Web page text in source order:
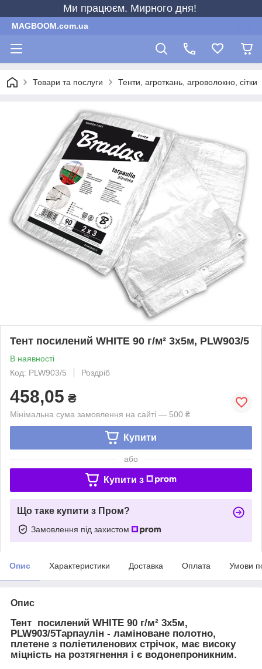
Ми працюєм. Мирного дня!
MAGBOOM.com.ua
Товари та послуги Тенти, агроткань, агроволокно, сітки
Тент посилений WHITE 90 г/м² 3х5м, PLW903/5
В наявності
Код: PLW903/5
Роздріб
458,05 ₴
Мінімальна сума замовлення на сайті — 500 ₴
Купити
або
Купити з
Що таке купити з Пром?
Замовлення під захистом
Опис Характеристики Доставка Оплата Умови
Опис
Тент посилений WHITE 90 г/м² 3х5м,
PLW903/5Тарпаулін - ламіноване полотно,
плетене з поліетиленових стрічок, має високу
міцність на розтягнення і є водонепроникним.